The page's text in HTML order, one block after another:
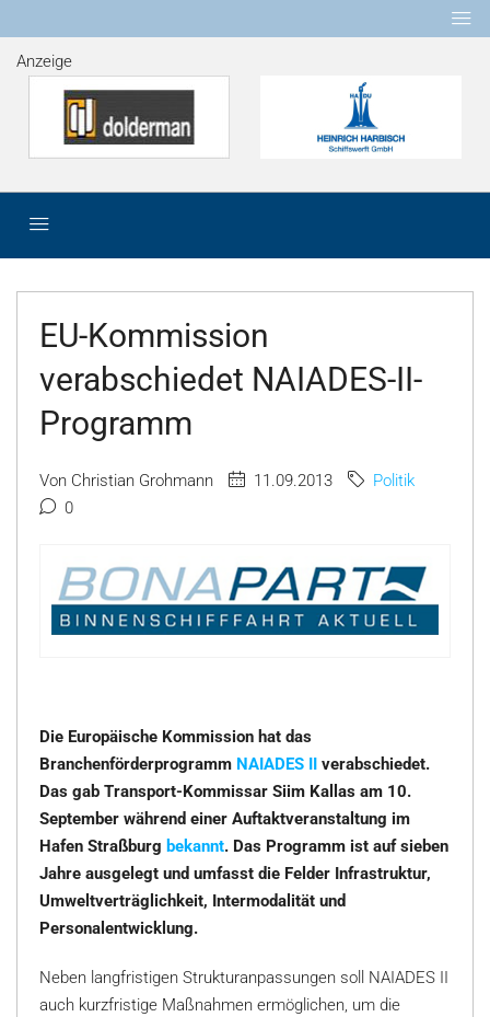
Anzeige
EU-Kommission
verabschiedet NAIADES-II-
Programm
Von Christian Grohmann 11.09.2013
Politik
0
Die Europäische Kommission hat das
Branchenförderprogramm NAIADES II verabschiedet.
Das gab Transport-Kommissar Siim Kallas am 10.
September während einer Auftaktveranstaltung im
Hafen Straßburg bekannt. Das Programm ist auf sieben
Jahre ausgelegt und umfasst die Felder Infrastruktur,
Umweltverträglichkeit, Intermodalität und
Personalentwicklung.
Neben langfristigen Strukturanpassungen soll NAIADES II
auch kurzfristige Maßnahmen ermöglichen, um die